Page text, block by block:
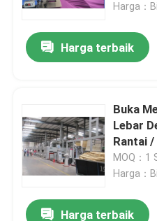
Harga：
Harga terbaik
Buka
Lebar
Rantai
MOQ：1
Harga：
Harga terbaik